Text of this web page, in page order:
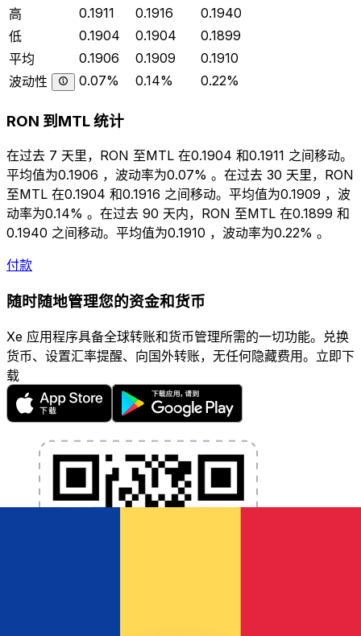
高
0.1911 0.1916
0.1940
低
0.1904 0.1904
0.1899
平均
0.1906 0.1909
0.1910
波动性
0.07% 0.14% 0.22%
RON 到MTL 统计
在过去 7 天里，RON 至MTL 在0.1904 和0.1911 之间移动。
平均值为0.1906 ，波动率为0.07% 。在过去 30 天里，RON
至MTL 在0.1904 和0.1916 之间移动。平均值为0.1909 ，波
动率为0.14% 。在过去 90 天内，RON 至MTL 在0.1899 和
0.1940 之间移动。平均值为0.1910 ，波动率为0.22% 。
付款
随时随地管理您的资金和货币
Xe 应用程序具备全球转账和货币管理所需的一切功能。兑换
货币、设置汇率提醒、向国外转账，无任何隐藏费用。立即下
载